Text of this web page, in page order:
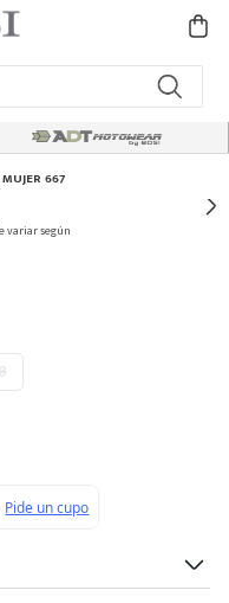
667
variar según